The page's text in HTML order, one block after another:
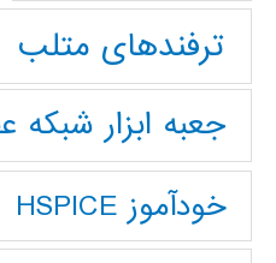
ترفندهای متلب
جعبه ابزار شبکه
خودآموز HSPICE